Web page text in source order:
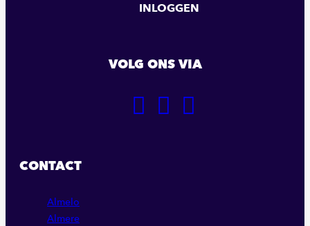
INLOGGEN
VOLG ONS VIA
GA
GA
CONTACT
Almelo
Almere